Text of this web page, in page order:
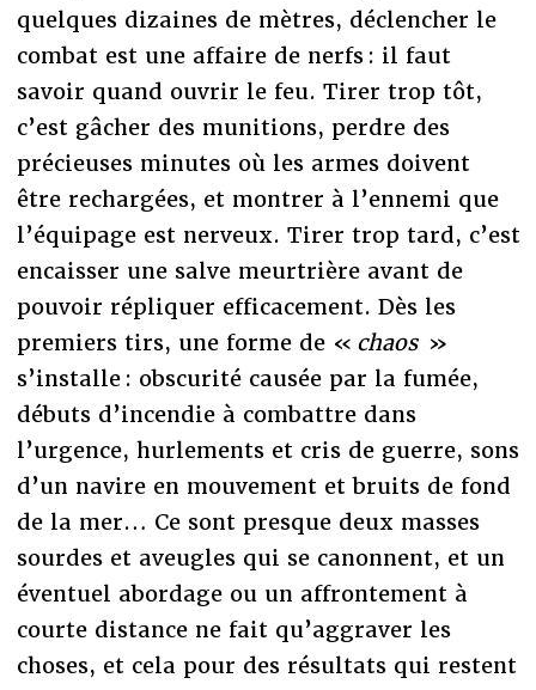
quelques dizaines de mètres, déclencher le
combat est une affaire de nerfs : il faut
savoir quand ouvrir le feu. Tirer trop tôt,
c’est gâcher des munitions, perdre des
précieuses minutes où les armes doivent
être rechargées, et montrer à l’ennemi que
l’équipage est nerveux. Tirer trop tard, c’est
encaisser une salve meurtrière avant de
pouvoir répliquer efficacement. Dès les
premiers tirs, une forme de « chaos »
s’installe : obscurité causée par la fumée,
débuts d’incendie à combattre dans
l’urgence, hurlements et cris de guerre, sons
d’un navire en mouvement et bruits de fond
de la mer… Ce sont presque deux masses
sourdes et aveugles qui se canonnent, et un
éventuel abordage ou un affrontement à
courte distance ne fait qu’aggraver les
choses, et cela pour des résultats qui restent